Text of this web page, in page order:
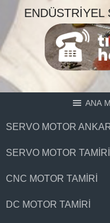
ANA
SERVO MOTOR
SERVO MOTOR TAMIRI
CNC MOTOR TAMIRI
DC MOTOR TAMIRI